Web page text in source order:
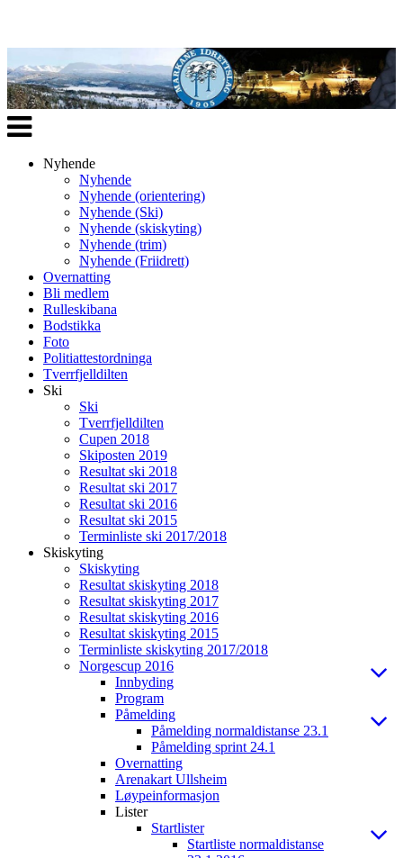
Veksle
navigasjon
Nyhende
Nyhende
Nyhende (orientering)
Nyhende (Ski)
Nyhende (skiskyting)
Nyhende (trim)
Nyhende (Friidrett)
Overnatting
Bli medlem
Rulleskibana
Bodstikka
Foto
Politiattestordninga
Tverrfjelldilten
Ski
Ski
Tverrfjelldilten
Cupen 2018
Skiposten 2019
Resultat ski 2018
Resultat ski 2017
Resultat ski 2016
Resultat ski 2015
Terminliste ski 2017/2018
Skiskyting
Skiskyting
Resultat skiskyting 2018
Resultat skiskyting 2017
Resultat skiskyting 2016
Resultat skiskyting 2015
Terminliste skiskyting 2017/2018
Norgescup 2016
Innbyding
Program
Påmelding
Påmelding normaldistanse 23.1
Påmelding sprint 24.1
Overnatting
Arenakart Ullsheim
Løypeinformasjon
Lister
Startlister
Startliste normaldistanse